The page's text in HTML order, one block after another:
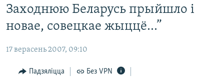
галоўнага
зьместу
да
навігацыі
ПАЛІТЫКА
ЭКАНОМІКА
ГІСТОРЫЯ НА СВАБОДЗЕ
ПАДКАСТЫ
ПАДЗЯЛІЦЦА ІНФАРМАЦЫЯЙ
RSS
ПАДКАСТЫ
Заходнюю Беларусь прыйшло і
новае, совецкае жыццё...”
17 верасень 2007, 09:10
Падзяліцца Без VPN